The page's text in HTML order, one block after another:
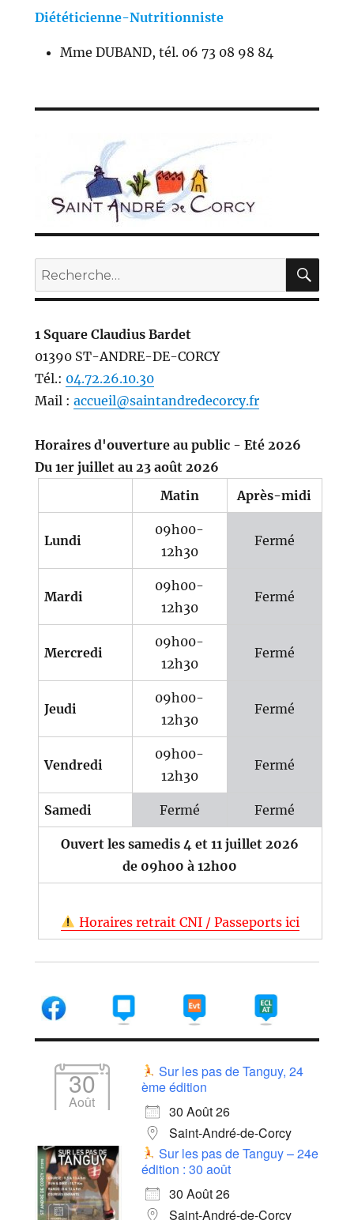
Diététicienne-Nutritionniste
Mme DUBAND, tél. 06 73 08 98 84
Recherche
pour :
1 Square Claudius Bardet
01390 ST-ANDRE-DE-CORCY
Tél.: 04.72.26.10.30
Mail : accueil@saintandredecorcy.fr
Horaires d'ouverture au public - Eté 2026
Du 1er juillet au 23 août 2026
Matin
Après-midi
Lundi
09h00-
12h30
Fermé
Mardi
09h00-
12h30
Fermé
Mercredi
09h00-
12h30
Fermé
Jeudi
09h00-
12h30
Fermé
Vendredi
09h00-
12h30
Fermé
Samedi Fermé Fermé
Ouvert les samedis 4 et 11 juillet 2026
de 09h00 à 12h00
Horaires retrait CNI / Passeports ici
30
Août
Sur les pas de Tanguy, 24
ème édition
30 Août 26
Saint-André-de-Corcy
Sur les pas de Tanguy – 24e
édition : 30 août
30 Août 26
Saint-André-de-Corcy